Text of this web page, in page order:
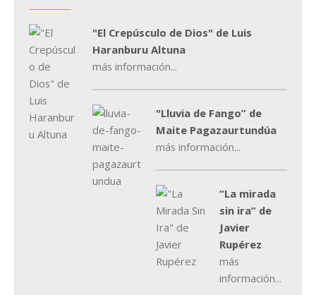
"El Crepúsculo de Dios" de Luis
Haranburu Altuna
más información...
"Lluvia de Fango” de
Maite Pagazaurtundúa
más información...
“La mirada
sin ira” de
Javier
Rupérez
más
información...